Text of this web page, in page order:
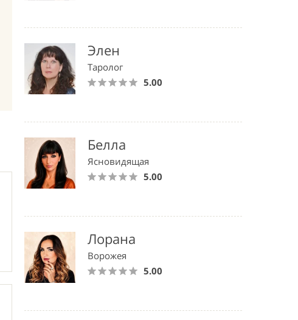
Элен
Таролог
5.00
Белла
Ясновидящая
5.00
Лорана
Ворожея
5.00